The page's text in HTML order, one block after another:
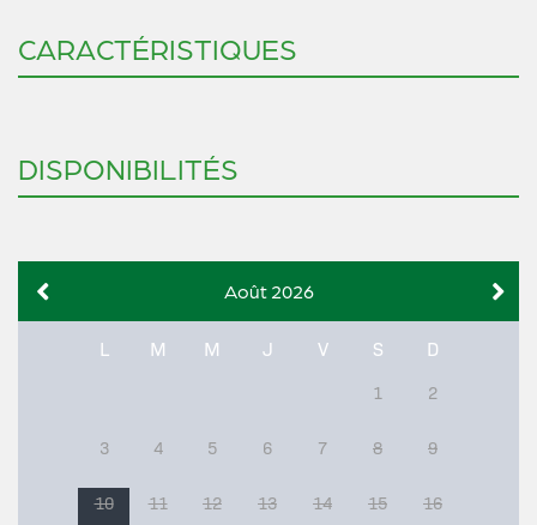
CARACTÉRISTIQUES
DISPONIBILITÉS
Août 2026
L M M J V S D
1 2
3 4 5 6 7 8 9
10 11 12 13 14 15 16